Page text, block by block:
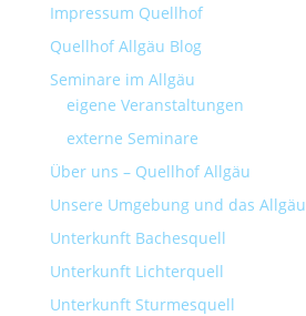
Impressum Quellhof
Quellhof Allgäu Blog
Seminare im Allgäu
eigene Veranstaltungen
externe Seminare
Über uns – Quellhof Allgäu
Unsere Umgebung und das Allgäu
Unterkunft Bachesquell
Unterkunft Lichterquell
Unterkunft Sturmesquell